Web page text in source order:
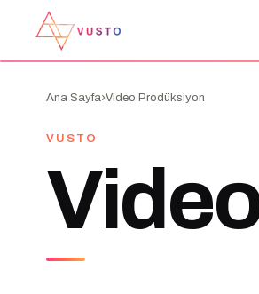
Ana Sayfa›Video Prodüksiyon
VUSTO